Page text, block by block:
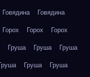
Говядина
Говядина
Горох Горох
Горох
Груша Груша
Груша
Груша
Груша